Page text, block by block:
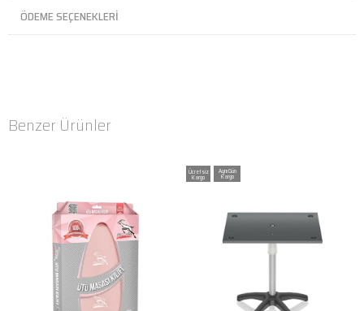
ÖDEME SEÇENEKLERI
Benzer Ürünler
Ücretsiz
Kargo